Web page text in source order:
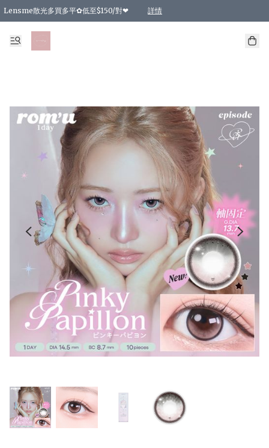
Lensme散光多買多平✿低至$150/對❤ 詳情
台灣Karacon⁩✧日拋 特價清貨❁⃘
日本韓國多款日/月拋現貨☼ 特價❤︎數量有限 售完即止
🇰🇷韓國多款月拋現貨 特價兩對$99✿數量有限 售完即止♫
精選商品，任選買2件或以上9 折；買4件或以上85 折；買6件或以上8 折
精選商品，任選買2件HKD 140.00；買4件HKD 260.00
精選商品，任選買2件HKD 190.00；買4件HKD 360.00
精選商品，任選買2件HKD 110.00；買4件HKD 180.00
精選商品，任選買2件HKD 170.00；買4件HKD 320.00
精選商品，任選買2件或以上減HKD 148.00
精選商品，任選買2件或以上減HKD 148.00
精選商品，任選買2件或以上95 折；買4件或以上9 折；買6件或以上85 折；買8件
精選商品，任選買12件或以上87 折
精選商品，任選買2件或以上減HKD 16.00；買4件或以上減HKD 32.00；買6
精選商品，任選買2件或以上95 折；買4件或以上9 折；買8件或以上85 折；買12
購物滿 HKD 800.00即享免運費優惠！（適用於 特定的送貨方式 )